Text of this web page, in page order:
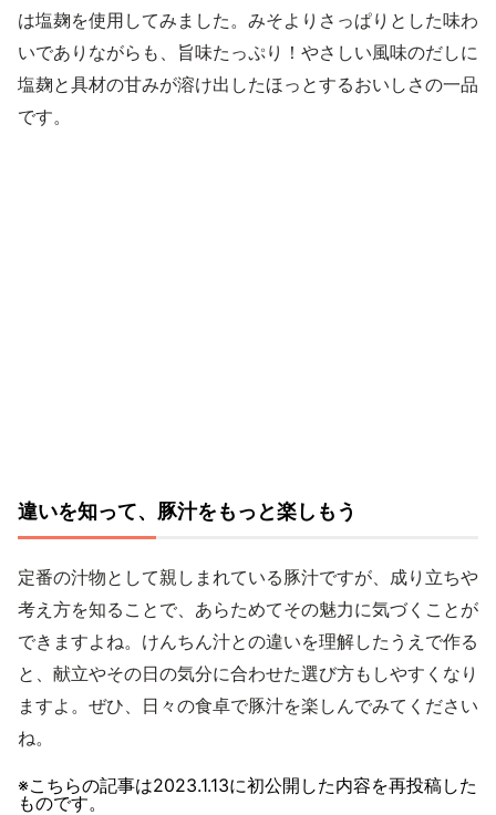
は塩麹を使用してみました。みそよりさっぱりとした味わ
いでありながらも、旨味たっぷり！やさしい風味のだしに
塩麹と具材の甘みが溶け出したほっとするおいしさの一品
です。
違いを知って、豚汁をもっと楽しもう
定番の汁物として親しまれている豚汁ですが、成り立ちや
考え方を知ることで、あらためてその魅力に気づくことが
できますよね。けんちん汁との違いを理解したうえで作る
と、献立やその日の気分に合わせた選び方もしやすくなり
ますよ。ぜひ、日々の食卓で豚汁を楽しんでみてください
ね。
※こちらの記事は2023.1.13に初公開した内容を再投稿した
ものです。